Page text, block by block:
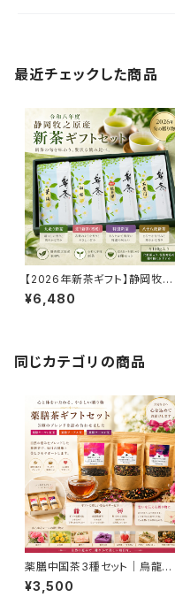
最近チェックした商品
【2026年新茶ギフト】静岡牧之
原産 新茶飲み比べセット 4種詰
合せ（各100g）｜大走り・走り・
¥6,480
同じカテゴリの商品
薬膳中国茶3種セット｜烏龍茶・
プーアル茶・キーマン紅茶 飲み
比べギフト｜美容・温活・リラッ
¥3,500